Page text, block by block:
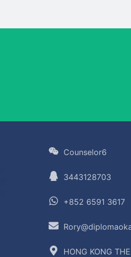
Counselor6
3443128703
+852 6591 3617
HONG KONG